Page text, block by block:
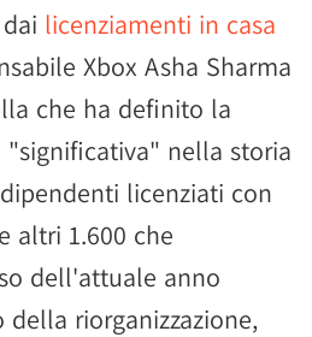
licenziamenti in casa
Xbox Asha Sharma
che ha definito la
nella storia
licenziati con
altri 1.600 che
dell'attuale anno
riorganizzazione,